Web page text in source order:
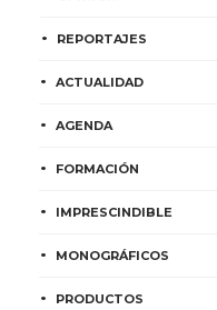
REPORTAJES
ACTUALIDAD
AGENDA
FORMACIÓN
IMPRESCINDIBLE
MONOGRÁFICOS
PRODUCTOS